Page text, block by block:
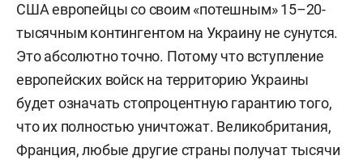
США европейцы со своим «потешным» 15–20-
тысячным контингентом на Украину не сунутся.
Это абсолютно точно. Потому что вступление
европейских войск на территорию Украины
будет означать стопроцентную гарантию того,
что их полностью уничтожат. Великобритания,
Франция, любые другие страны получат тысячи